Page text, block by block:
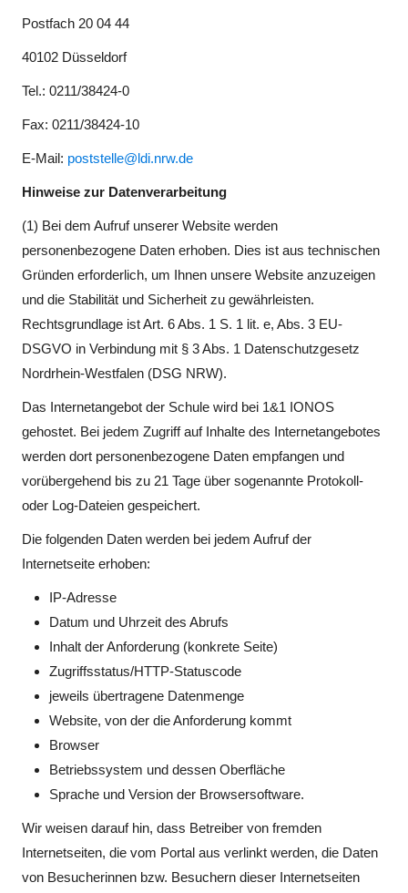
Postfach 20 04 44
40102 Düsseldorf
Tel.: 0211/38424-0
Fax: 0211/38424-10
E-Mail: poststelle@ldi.nrw.de
Hinweise zur Datenverarbeitung
(1) Bei dem Aufruf unserer Website werden
personenbezogene Daten erhoben. Dies ist aus technischen
Gründen erforderlich, um Ihnen unsere Website anzuzeigen
und die Stabilität und Sicherheit zu gewährleisten.
Rechtsgrundlage ist Art. 6 Abs. 1 S. 1 lit. e, Abs. 3 EU-
DSGVO in Verbindung mit § 3 Abs. 1 Datenschutzgesetz
Nordrhein-Westfalen (DSG NRW).
Das Internetangebot der Schule wird bei 1&1 IONOS
gehostet. Bei jedem Zugriff auf Inhalte des Internetangebotes
werden dort personenbezogene Daten empfangen und
vorübergehend bis zu 21 Tage über sogenannte Protokoll-
oder Log-Dateien gespeichert.
Die folgenden Daten werden bei jedem Aufruf der
Internetseite erhoben:
IP-Adresse
Datum und Uhrzeit des Abrufs
Inhalt der Anforderung (konkrete Seite)
Zugriffsstatus/HTTP-Statuscode
jeweils übertragene Datenmenge
Website, von der die Anforderung kommt
Browser
Betriebssystem und dessen Oberfläche
Sprache und Version der Browsersoftware.
Wir weisen darauf hin, dass Betreiber von fremden
Internetseiten, die vom Portal aus verlinkt werden, die Daten
von Besucherinnen bzw. Besuchern dieser Internetseiten